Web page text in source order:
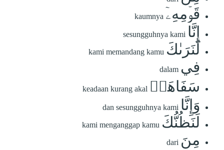
قَوۡمِهِۦٓ kaumnya
إِنَّا sesungguhnya kami
لَنَرَىٰكَ kami memandang kamu
فِي dalam
سَفَاهَةٖ keadaan kurang akal
وَإِنَّا dan sesungguhnya kami
لَنَظُنُّكَ kami menganggap kamu
مِنَ dari